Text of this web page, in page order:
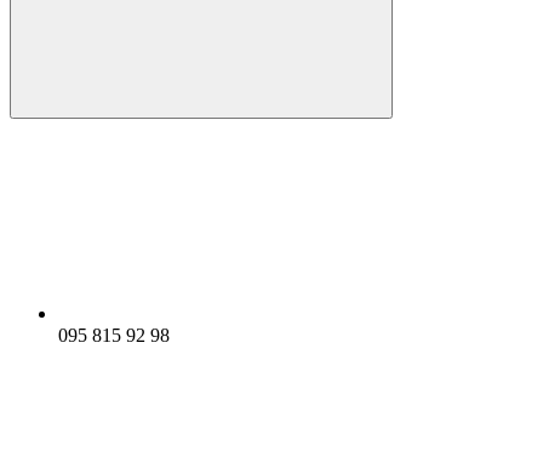
095 815 92 98